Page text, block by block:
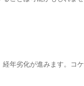
年劣化が進みます。コ